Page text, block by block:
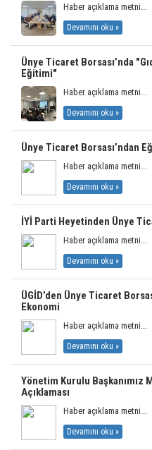
Haber açıklama metni...
Devamını oku »
Ünye Ticaret Borsası’nda
Eğitimi"
Haber açıklama metni...
Devamını oku »
Ünye Ticaret Borsası’ndan
Haber açıklama metni...
Devamını oku »
İYİ Parti Heyetinden Ünye
Haber açıklama metni...
Devamını oku »
ÜGİD’den Ünye Ticaret
Ekonomi
Haber açıklama metni...
Devamını oku »
Yönetim Kurulu Başkanımız
Açıklaması
Haber açıklama metni...
Devamını oku »